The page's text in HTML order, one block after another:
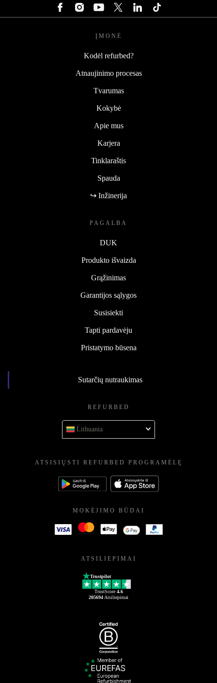
ĮMONĖ
Kodėl refurbed?
Atnaujinimo procesas
Tvarumas
Kokybė
Apie mus
Karjera
Tinklaraštis
Spauda
↪ Inžinerija
PAGALBA
DUK
Produkto išvaizda
Grąžinimas
Garantijos sąlygos
Susisiekti
Tapti pardavėju
Pristatymo būsena
Sutarčių nutraukimas
REFURBED
Lithuania
ATSISIŲSTI REFURBED PROGRAMĖLĘ
MOKĖJIMO BŪDAI
ATSILIEPIMAI
Trustpilot
TrustScore 4.6
205694 Atsiliepimai